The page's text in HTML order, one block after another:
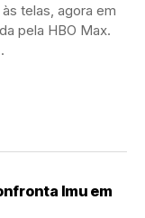
telas, agora em
pela HBO Max.
Imu em